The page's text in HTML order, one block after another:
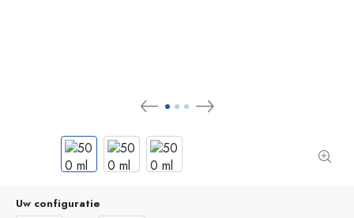
Uw configuratie